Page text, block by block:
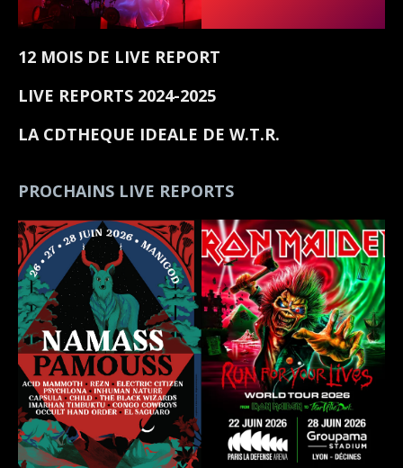
12 MOIS DE LIVE REPORT
LIVE REPORTS 2024-2025
LA CDTHEQUE IDEALE DE W.T.R.
PROCHAINS LIVE REPORTS